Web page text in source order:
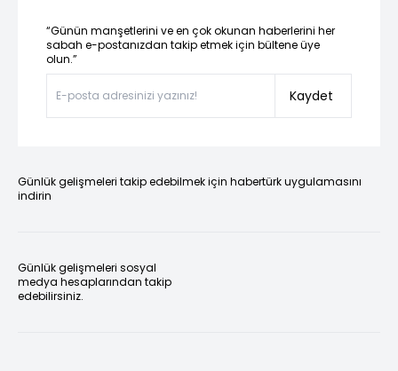
“Günün manşetlerini ve en çok okunan haberlerini her
sabah e-postanızdan takip etmek için bültene üye
olun.”
Kaydet
Günlük gelişmeleri takip edebilmek için habertürk uygulamasını
indirin
Günlük gelişmeleri sosyal
medya hesaplarından takip
edebilirsiniz.